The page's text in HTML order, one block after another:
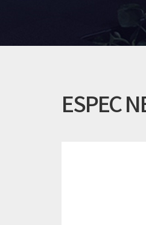
ESPEC